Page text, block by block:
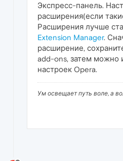
Экспресс-панель.
расширения(если
Расширения лучше
Extension Manager.
расширение,
add-ons, затем можно
настроек Opera.
Ум освещает путь воле, а